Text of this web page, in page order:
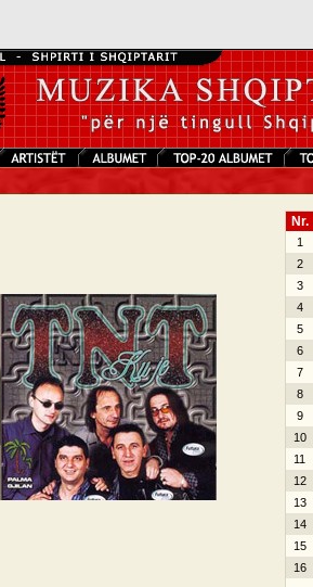
Nr.
1
2
3
4
5
6
7
8
9
10
11
12
13
14
15
16